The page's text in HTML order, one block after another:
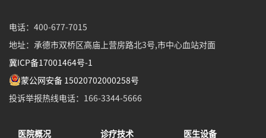
电话：400-677-7015
地址：承德市双桥区高庙上营房路北3号,市中心血站对面
冀ICP备17001464号-1
蒙公网安备 15020702000258号
投诉举报热线电话：166-3344-5666
医院概况 诊疗技术 医生设备